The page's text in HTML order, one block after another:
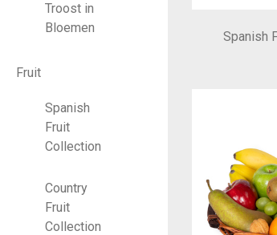
Troost in
Bloemen
Fruit
Spanish
Fruit
Collection
Country
Fruit
Collection
Spanish